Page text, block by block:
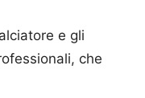
e gli
che